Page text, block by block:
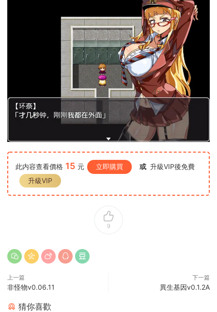
此内容查看價格 15 元 立即購買 或 升級VIP後免費
升級VIP
9
上一篇
非怪物v0.06.11
下一篇
異生基因v0.1.2A
猜你喜歡